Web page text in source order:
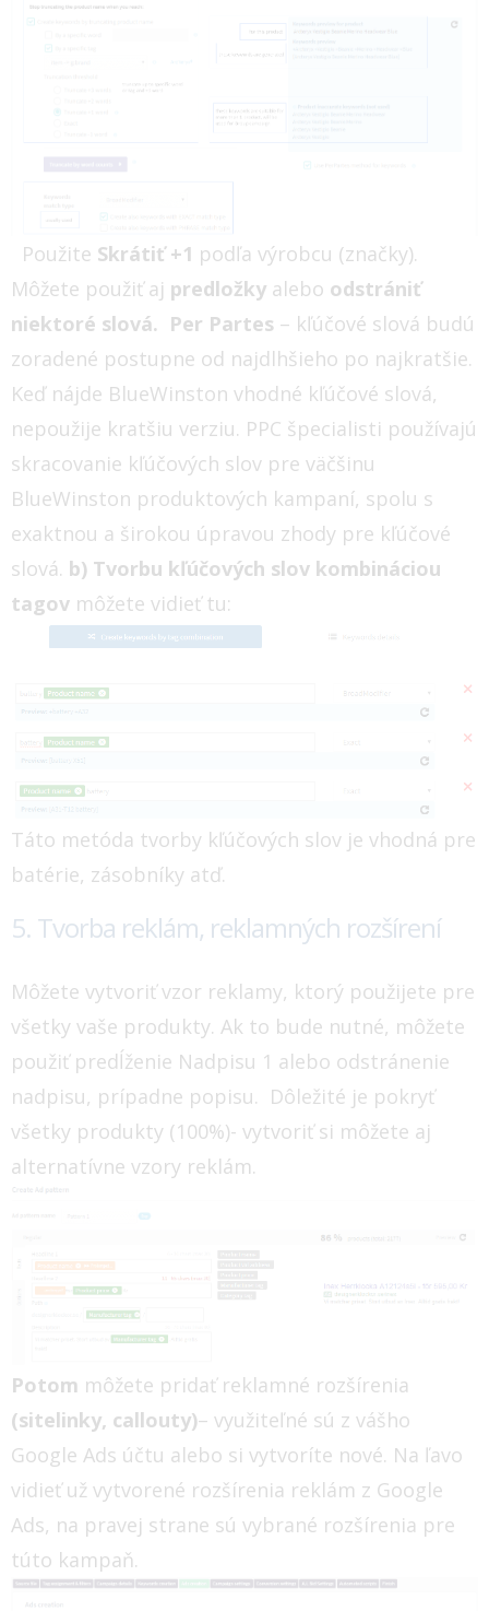
Použite Skrátiť +1 podľa výrobcu (značky).
Môžete použiť aj predložky alebo odstrániť
niektoré slová. Per Partes – kľúčové slová budú
zoradené postupne od najdlhšieho po najkratšie.
Keď nájde BlueWinston vhodné kľúčové slová,
nepoužije kratšiu verziu. PPC špecialisti používajú
skracovanie kľúčových slov pre väčšinu
BlueWinston produktových kampaní, spolu s
exaktnou a širokou úpravou zhody pre kľúčové
slová. b) Tvorbu kľúčových slov kombináciou
tagov môžete vidieť tu:
Táto metóda tvorby kľúčových slov je vhodná pre
batérie, zásobníky atď.
5. Tvorba reklám, reklamných rozšírení
Môžete vytvoriť vzor reklamy, ktorý použijete pre
všetky vaše produkty. Ak to bude nutné, môžete
použiť predĺženie Nadpisu 1 alebo odstránenie
nadpisu, prípadne popisu. Dôležité je pokryť
všetky produkty (100%)- vytvoriť si môžete aj
alternatívne vzory reklám.
Potom môžete pridať reklamné rozšírenia
(sitelinky, callouty)– využiteľné sú z vášho
Google Ads účtu alebo si vytvoríte nové. Na ľavo
vidieť už vytvorené rozšírenia reklám z Google
Ads, na pravej strane sú vybrané rozšírenia pre
túto kampaň.